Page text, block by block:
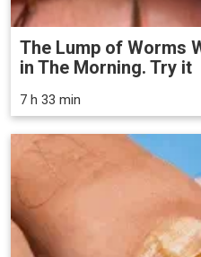
The Lump of Worms
in The Morning. Try it
7 h 33 min